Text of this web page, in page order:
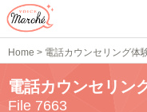
Home > 電話カウンセリング体
電話カウンセリン
File 7663